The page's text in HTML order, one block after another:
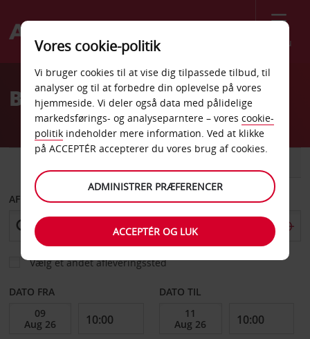
Menu
Welcome
AvisBilleje Mo i Rana
AFHENT FRA
Vælg et andet afleveringssted
DATO FRA DATO TIL
Vores cookie-politik
Vi bruger cookies til at vise dig tilpassede tilbud, til
analyser og til at forbedre din oplevelse på vores
hjemmeside. Vi deler også data med pålidelige
markedsførings- og analyseparntere – vores cookie-
politik indeholder mere information. Ved at klikke
på ACCEPTÉR accepterer du vores brug af cookies.
ADMINISTRER PRÆFERENCER
ACCEPTÉR OG LUK